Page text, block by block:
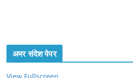
अमर संदेश पेपर